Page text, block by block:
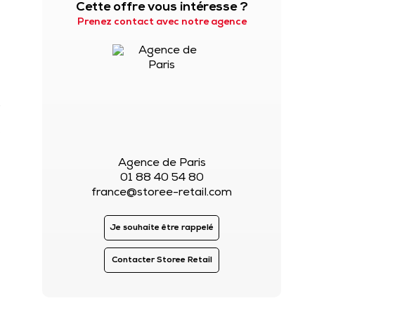
Cette offre vous intéresse ?
Prenez contact avec notre agence
Agence de Paris
01 88 40 54 80
france@storee-retail.com
Je souhaite être rappelé
Contacter Storee Retail